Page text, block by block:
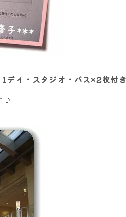
デイ・スタジオ・パス×2枚付き
♪